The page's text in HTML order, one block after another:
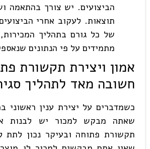
הביצועים. יש צורך בהתאמה
תוצאות. לעקוב אחרי
של כל גורם בתהליך
מתמידים על פי הנתונים
אמון ויצירת תקשורת
חשובה מאד לתהליך
כשמדברים על יצירת ענין ראשוני
שאתה מבקש למכור יש לבנות
תקשורת פתוחה ובעיקר נכון לתת